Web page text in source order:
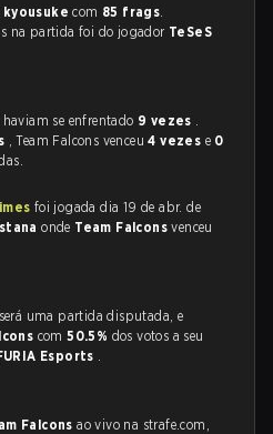
kyousuke com 85 frags.
na partida foi do jogador TeSeS
se enfrentado 9 vezes .
, Team Falcons venceu4 vezes e 0
foi jogada dia 19 de abr. de
onde Team Falconsvenceu
uma partida disputada, e
com50.5% dos votos a seu
Esports .
Falconsao vivo na strafe.com,